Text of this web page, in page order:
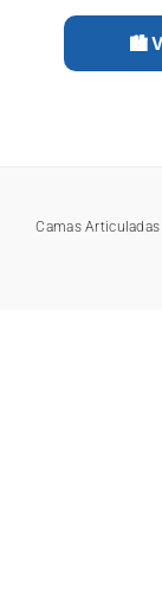
🏙️
Camas Articuladas